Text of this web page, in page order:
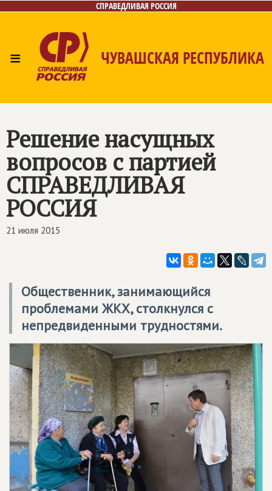
СПРАВЕДЛИВАЯ РОССИЯ
≡ ЧУВАШСКАЯ РЕСПУБЛИКА
Решение насущных
вопросов с партией
СПРАВЕДЛИВАЯ
РОССИЯ
21 июля 2015
Общественник, занимающийся
проблемами ЖКХ, столкнулся с
непредвиденными трудностями.